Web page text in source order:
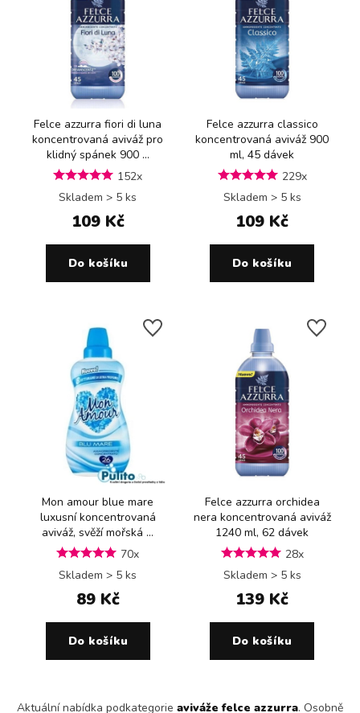
Felce azzurra fiori di luna
koncentrovaná aviváž pro
klidný spánek 900 ...
152x
Skladem > 5 ks
109 Kč
Do košíku
Felce azzurra classico
koncentrovaná aviváž 900
ml, 45 dávek
229x
Skladem > 5 ks
109 Kč
Do košíku
Mon amour blue mare
luxusní koncentrovaná
aviváž, svěží mořská ...
70x
Skladem > 5 ks
89 Kč
Do košíku
Felce azzurra orchidea
nera koncentrovaná aviváž
1240 ml, 62 dávek
28x
Skladem > 5 ks
139 Kč
Do košíku
Aktuální nabídka podkategorie aviváže felce azzurra. Osobně